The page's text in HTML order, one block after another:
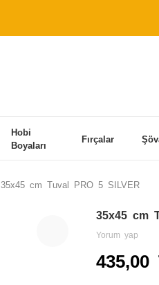
Hobi
Boyaları
Fırçalar
35x45 cm Tuval PRO 5 SILVER
35x45 cm
Yorum yap
435,00